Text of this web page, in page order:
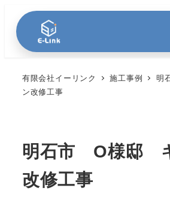
有限会社イーリンク 施工事例
明
ン改修工事
明石市 O様邸
改修工事